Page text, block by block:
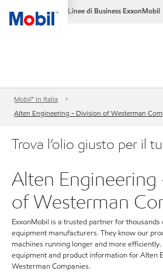
Linee di Business ExxonMobil
Mobil™ In Italia
Alten Engineering - Division of Westerman
Trova l’olio giusto per il
Alten Engineering
of Westerman
ExxonMobil is a trusted partner for
equipment manufacturers. They know our
machines running longer and more
equipment and product information for Alten
Westerman Companies.